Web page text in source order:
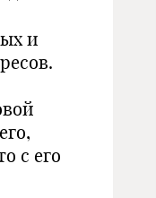
и
с его